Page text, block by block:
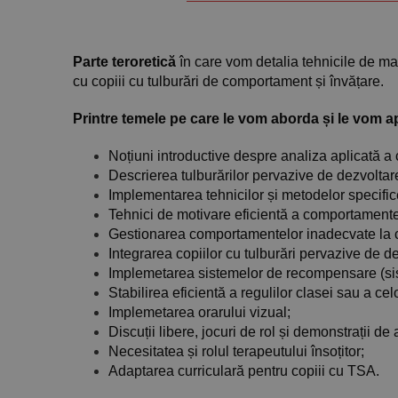
Parte teroretică în care vom detalia tehnicile de
cu copiii cu tulburări de comportament și învățare.
Printre temele pe care le vom aborda și le vom
Noțiuni introductive despre analiza aplicată a
Descrierea tulburărilor pervazive de
Implementarea tehnicilor și metodelor
Tehnici de motivare eficientă a
Gestionarea comportamentelor inadecvate la
Integrarea copiilor cu tulburări pervazive de
Implemetarea sistemelor de recompensare
Stabilirea eficientă a regulilor clasei sau a
Implemetarea orarului vizual;
Discuții libere, jocuri de rol și demonstrații
Necesitatea și rolul terapeutului însoțitor;
Adaptarea curriculară pentru copiii cu TSA.